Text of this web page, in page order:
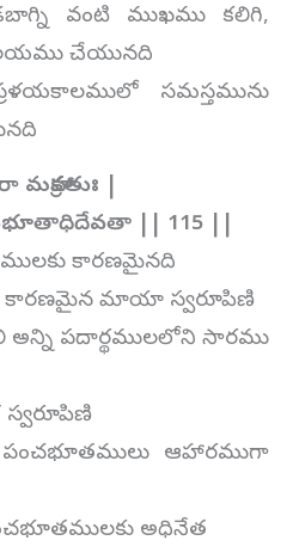
వంటి ముఖము కలిగి,
చేయునది
సమస్తమును
|
|| 115 ||
కారణమైనది
కారణమైన మాయా స్వరూపిణి
పదార్థములలోని సారము
ఆహారముగా
అధినేత